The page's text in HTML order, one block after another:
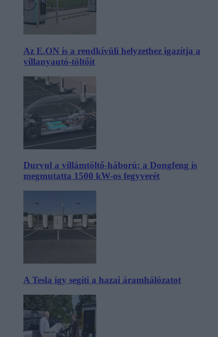
Az E.ON is a rendkívüli helyzethez igazítja a
villanyautó-töltőit
Durvul a villámtöltő-háború: a Dongfeng is
megmutatta 1500 kW-os fegyverét
A Tesla így segíti a hazai áramhálózatot